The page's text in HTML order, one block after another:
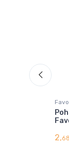
2,68